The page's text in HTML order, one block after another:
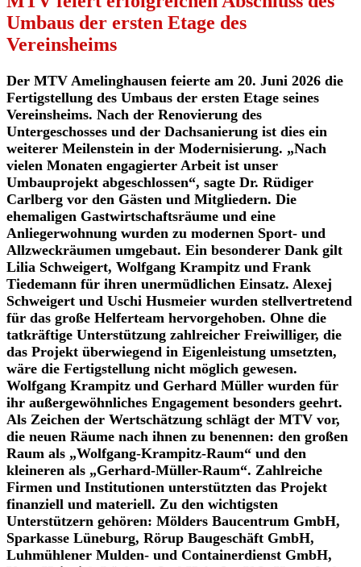
Umbaus der ersten Etage des
Vereinsheims
Der MTV Amelinghausen feierte am 20. Juni 2026 die
Fertigstellung des Umbaus der ersten Etage seines
Vereinsheims. Nach der Renovierung des
Untergeschosses und der Dachsanierung ist dies ein
weiterer Meilenstein in der Modernisierung. „Nach
vielen Monaten engagierter Arbeit ist unser
Umbauprojekt abgeschlossen“, sagte Dr. Rüdiger
Carlberg vor den Gästen und Mitgliedern. Die
ehemaligen Gastwirtschaftsräume und eine
Anliegerwohnung wurden zu modernen Sport- und
Allzweckräumen umgebaut. Ein besonderer Dank gilt
Lilia Schweigert, Wolfgang Krampitz und Frank
Tiedemann für ihren unermüdlichen Einsatz. Alexej
Schweigert und Uschi Husmeier wurden stellvertretend
für das große Helferteam hervorgehoben. Ohne die
tatkräftige Unterstützung zahlreicher Freiwilliger, die
das Projekt überwiegend in Eigenleistung umsetzten,
wäre die Fertigstellung nicht möglich gewesen.
Wolfgang Krampitz und Gerhard Müller wurden für
ihr außergewöhnliches Engagement besonders geehrt.
Als Zeichen der Wertschätzung schlägt der MTV vor,
die neuen Räume nach ihnen zu benennen: den großen
Raum als „Wolfgang-Krampitz-Raum“ und den
kleineren als „Gerhard-Müller-Raum“. Zahlreiche
Firmen und Institutionen unterstützten das Projekt
finanziell und materiell. Zu den wichtigsten
Unterstützern gehören: Mölders Baucentrum GmbH,
Sparkasse Lüneburg, Rörup Baugeschäft GmbH,
Luhmühlener Mulden- und Containerdienst GmbH,